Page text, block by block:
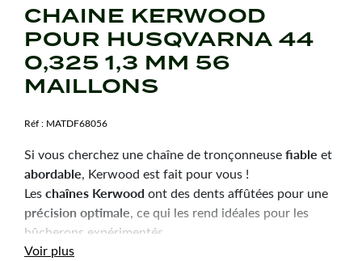
CHAINE KERWOOD
POUR HUSQVARNA 44
0,325 1,3 MM 56
MAILLONS
Réf : MATDF68056
Si vous cherchez une chaîne de tronçonneusefiable et
abordable, Kerwood est fait pour vous !
Leschaînes Kerwoodont des dents affûtées pour une
précision optimale, ce qui les rend idéales pour les
bûcherons expérimentés.
Durabilité
Voir plus